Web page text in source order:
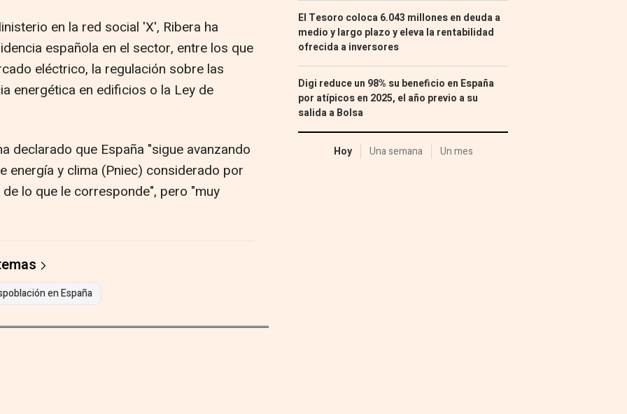
en la red social 'X', Ribera ha
española en el sector, entre los que
eléctrico, la regulación sobre las
energética en edificios o la Ley de
declarado que España "sigue avanzando
energía y clima (Pniec) considerado por
lo que le corresponde", pero "muy
en España
El Tesoro coloca 6.043 millones en deuda a
medio y largo plazo y eleva la rentabilidad
ofrecida a inversores
Digi reduce un 98% su beneficio en España
por atípicos en 2025, el año previo a su
salida a Bolsa
Hoy Una semana Un mes